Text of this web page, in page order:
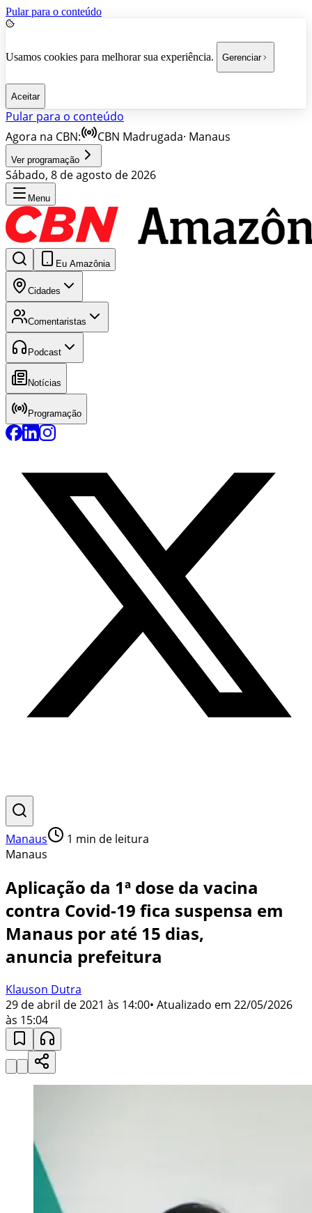
Pular para o conteúdo
Usamos cookies para melhorar sua experiência. Gerenciar
Aceitar
Pular para o conteúdo
Agora na CBN:
CBN Madrugada· Manaus
Ver programação
Sábado, 8 de agosto de 2026
Menu
Eu Amazônia
Cidades
Comentaristas
Podcast
Notícias
Programação
Manaus 1 min de leitura
Manaus
Aplicação da 1ª dose da vacina
contra Covid-19 fica suspensa em
Manaus por até 15 dias,
anuncia prefeitura
Klauson Dutra
29 de abril de 2021 às 14:00• Atualizado em 22/05/2026
às 15:04